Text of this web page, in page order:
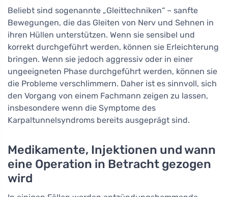
Beliebt sind sogenannte „Gleittechniken“ – sanfte
Bewegungen, die das Gleiten von Nerv und Sehnen in
ihren Hüllen unterstützen. Wenn sie sensibel und
korrekt durchgeführt werden, können sie Erleichterung
bringen. Wenn sie jedoch aggressiv oder in einer
ungeeigneten Phase durchgeführt werden, können sie
die Probleme verschlimmern. Daher ist es sinnvoll, sich
den Vorgang von einem Fachmann zeigen zu lassen,
insbesondere wenn die Symptome des
Karpaltunnelsyndroms bereits ausgeprägt sind.
Medikamente, Injektionen und wann
eine Operation in Betracht gezogen
wird